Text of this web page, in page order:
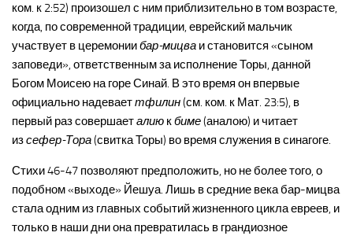
ком. к 2:52) произошел с ним приблизительно в том возрасте,
когда, по современной традиции, еврейский мальчик
участвует в церемониибар-мицва и становится «сыном
заповеди», ответственным за исполнение Торы, данной
Богом Моисею на горе Синай. В это время он впервые
официально надеваеттфилин(см. ком. к Мат. 23:5), в
первый раз совершаеталию кбиме(аналою) и читает
изсефер-Тора(свитка Торы) во время служения в синагоге.
Стихи 46-47 позволяют предположить, но не более того, о
подобном «выходе» Йешуа. Лишь в средние века бар-мицва
стала одним из главных событий жизненного цикла евреев, и
только в наши дни она превратилась в грандиозное